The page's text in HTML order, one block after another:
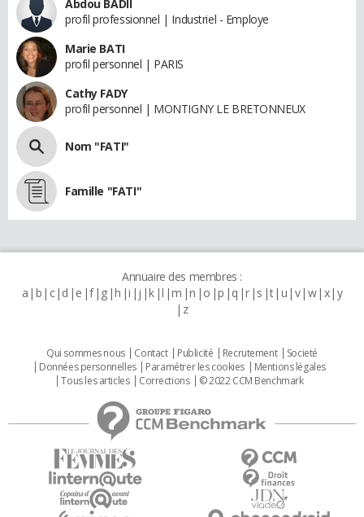
Abdou BADII
profil professionnel | Industriel - Employe
Marie BATI
profil personnel | PARIS
Cathy FADY
profil personnel | MONTIGNY LE BRETONNEUX
Nom "FATI"
Famille "FATI"
Annuaire des membres :
a b c d e f g h i j k l m n o p q r s t u v w x y
z
Qui sommes nous Contact Publicité Recrutement
Societé
Données personnelles
Paramétrer les cookies
Mentions légales
Tous les articles
Corrections © 2022 CCM Benchmark